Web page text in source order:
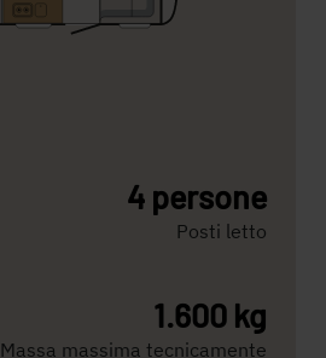
4 persone
Posti letto
1.600 kg
Massa massima tecnicamente